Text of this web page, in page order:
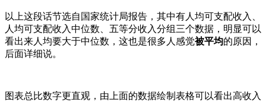
以上这段话节选自国家统计局报告，其中有人均可支配收入、
人均可支配收入中位数、五等分收入分组三个数据，明显可以
看出来人均要大于中位数，这也是很多人感觉被平均的原因，
后面详细说。
图表总比数字更直观，由上面的数据绘制表格可以看出高收入